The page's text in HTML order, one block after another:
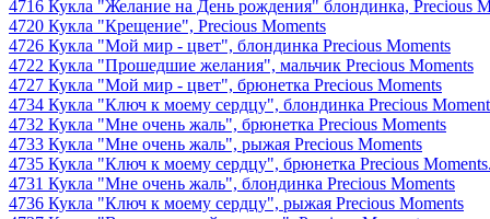
4716 Кукла "Желание на День рождения" блондинка, Precious
4720 Кукла "Крещение", Precious Moments
4726 Кукла "Мой мир - цвет", блондинка Precious Moments
4722 Кукла "Прошедшие желания", мальчик Precious Moments
4727 Кукла "Мой мир - цвет", брюнетка Precious Moments
4734 Кукла "Ключ к моему сердцу", блондинка Precious
4732 Кукла "Мне очень жаль", брюнетка Precious Moments
4733 Кукла "Мне очень жаль", рыжая Precious Moments
4735 Кукла "Ключ к моему сердцу", брюнетка Precious
4731 Кукла "Мне очень жаль", блондинка Precious Moments
4736 Кукла "Ключ к моему сердцу", рыжая Precious Moments